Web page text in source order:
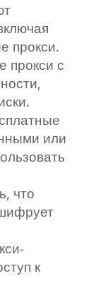
прокси.
прокси с
или
что
к